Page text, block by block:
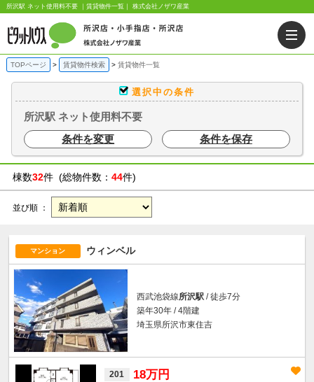
所沢駅 ネット使用料不要 ｜賃貸物件一覧｜ 株式会社ノザワ産業
TOPページ 賃貸物件検索 賃貸物件一覧
選択中の条件
所沢駅 ネット使用料不要
条件を変更
条件を保存
棟数32件 (総物件数： 44件)
並び順 ：
マンション ウィンベル
西武池袋線所沢駅 / 徒歩7分
築年30年 / 4階建
埼玉県所沢市東住吉
201 18万円